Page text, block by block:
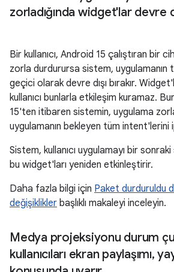
zorladığında widget'lar devre
Bir kullanıcı, Android 15 çalıştıran bir
zorla durdurursa sistem, uygulamanın
geçici olarak devre dışı bırakır.
kullanıcı bunlarla etkileşim kuramaz.
15'ten itibaren sistemin, uygulama
uygulamanın bekleyen tüm
Sistem, kullanıcı uygulamayı bir
bu widget'ları yeniden etkinleştirir.
Daha fazla bilgi için Paket durduruldu
değişiklikler başlıklı makaleyi inceleyin.
Medya projeksiyonu durum
kullanıcıları ekran paylaşımı,